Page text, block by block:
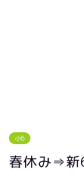
小6
春休み⇒新